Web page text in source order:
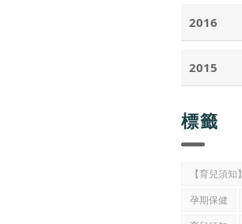
2016
2015
標籤
【育兒須知】
孕期保健